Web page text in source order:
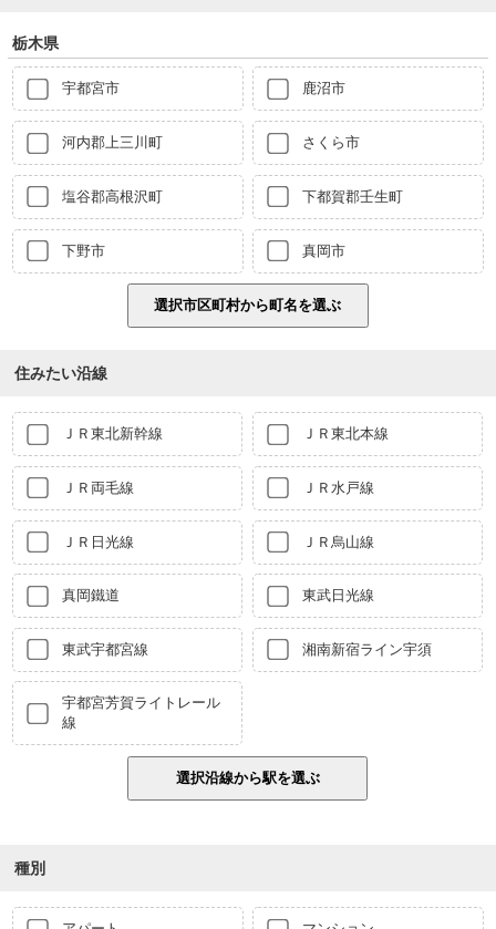
栃木県
宇都宮市 鹿沼市
河内郡上三川町 さくら市
塩谷郡高根沢町 下都賀郡壬生町
下野市 真岡市
住みたい沿線
ＪＲ東北新幹線 ＪＲ東北本線
ＪＲ両毛線 ＪＲ水戸線
ＪＲ日光線 ＪＲ烏山線
真岡鐵道 東武日光線
東武宇都宮線 湘南新宿ライン宇須
宇都宮芳賀ライトレール
線
種別